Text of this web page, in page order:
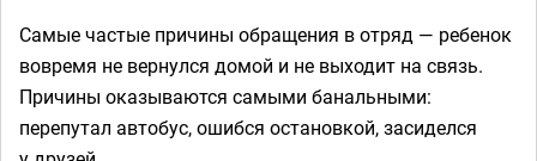
Самые частые причины обращения в отряд — ребенок
вовремя не вернулся домой и не выходит на связь.
Причины оказываются самыми банальными:
перепутал автобус, ошибся остановкой, засиделся